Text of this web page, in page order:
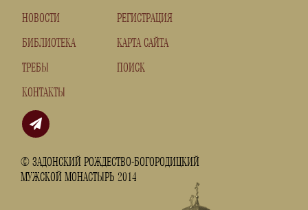
НОВОСТИ
БИБЛИОТЕКА
ТРЕБЫ
КОНТАКТЫ
© ЗАДОНСКИЙ РОЖДЕСТВО-БОГОРОДИЦКИЙ
МУЖСКОЙ МОНАСТЫРЬ 2014
РЕГИСТРАЦИЯ
КАРТА САЙТА
ПОИСК